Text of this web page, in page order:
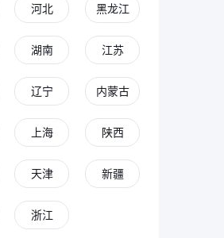
河北 黑龙江
湖南 江苏
辽宁 内蒙古
上海 陕西
天津 新疆
浙江